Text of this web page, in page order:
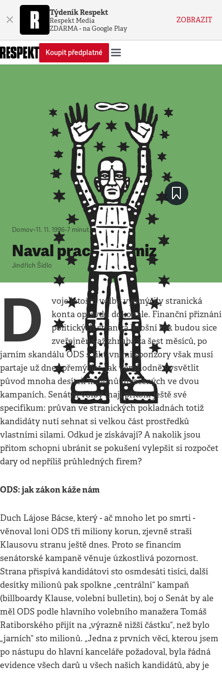
× Týdeník Respekt
Respekt Media
ZDARMA - na Google Play
ZOBRAZIT
Koupit předplatné
Domov•11. 11. 1996•7 minut
Naval prachy a zmiz
Jindřich Šídlo
D
voje letošní volby vysmýčily stranická
konta opravdu dokonale. Finanční přiznání
politických stran za letošní rok budou sice
zveřejněna až zhruba za šest měsíců, po
jarním skandálu ODS s fiktivními sponzory však musí
partaje už dnes přemýšlet, jak věrohodně vysvětlit
původ mnoha desítek milionů utracených ve dvou
kampaních. Senátní volby mají přitom ještě své
specifikum: průvan ve stranických pokladnách totiž
kandidáty nutí sehnat si velkou část prostředků
vlastními silami. Odkud je získávají? A nakolik jsou
přitom schopni ubránit se pokušení vylepšit si rozpočet
dary od nepříliš průhledných firem?
ODS: jak zákon káže nám
Duch Lájose Bácse, který - ač mnoho let po smrti -
věnoval loni ODS tři miliony korun, zjevně straší
Klausovu stranu ještě dnes. Proto se financím
senátorské kampaně věnuje úzkostlivá pozornost.
Strana přispívá kandidátovi sto osmdesáti tisíci, další
desítky milionů pak spolkne „centrální“ kampaň
(billboardy Klause, volební bulletin), boj o Senát by ale
měl ODS podle hlavního volebního manažera Tomáš
Ratiborského přijít na „výrazně nižší částku“, než bylo
„jarních“ sto milionů. „Jedna z prvních věcí, kterou jsem
po nástupu do hlavní kanceláře požadoval, byla řádná
evidence všech darů u všech našich kandidátů, aby je